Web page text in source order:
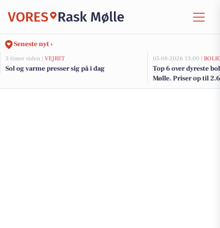
VORES Rask Mølle
Seneste nyt ›
3 timer siden | VEJRET
Sol og varme presser sig på i dag
05-08-2026 13:00 |
Top 6 over dyreste
Mølle. Priser op til